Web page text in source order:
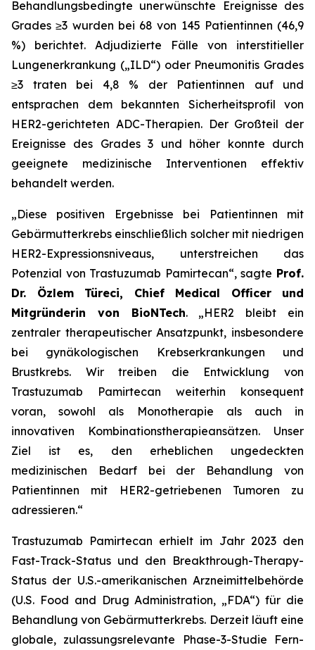
Behandlungsbedingte unerwünschte Ereignisse des
Grades ≥3 wurden bei 68 von 145 Patientinnen (46,9
%) berichtet. Adjudizierte Fälle von interstitieller
Lungenerkrankung („ILD“) oder Pneumonitis Grades
≥3 traten bei 4,8 % der Patientinnen auf und
entsprachen dem bekannten Sicherheitsprofil von
HER2-gerichteten ADC-Therapien. Der Großteil der
Ereignisse des Grades 3 und höher konnte durch
geeignete medizinische Interventionen effektiv
behandelt werden.
„Diese positiven Ergebnisse bei Patientinnen mit
Gebärmutterkrebs einschließlich solcher mit niedrigen
HER2-Expressionsniveaus, unterstreichen das
Potenzial von Trastuzumab Pamirtecan“, sagte Prof.
Dr. Özlem Türeci, Chief Medical Officer und
Mitgründerin von BioNTech. „HER2 bleibt ein
zentraler therapeutischer Ansatzpunkt, insbesondere
bei gynäkologischen Krebserkrankungen und
Brustkrebs. Wir treiben die Entwicklung von
Trastuzumab Pamirtecan weiterhin konsequent
voran, sowohl als Monotherapie als auch in
innovativen Kombinationstherapieansätzen. Unser
Ziel ist es, den erheblichen ungedeckten
medizinischen Bedarf bei der Behandlung von
Patientinnen mit HER2-getriebenen Tumoren zu
adressieren.“
Trastuzumab Pamirtecan erhielt im Jahr 2023 den
Fast-Track-Status und den Breakthrough-Therapy-
Status der U.S.-amerikanischen Arzneimittelbehörde
(U.S. Food and Drug Administration, „FDA“) für die
Behandlung von Gebärmutterkrebs. Derzeit läuft eine
globale, zulassungsrelevante Phase-3-Studie Fern-